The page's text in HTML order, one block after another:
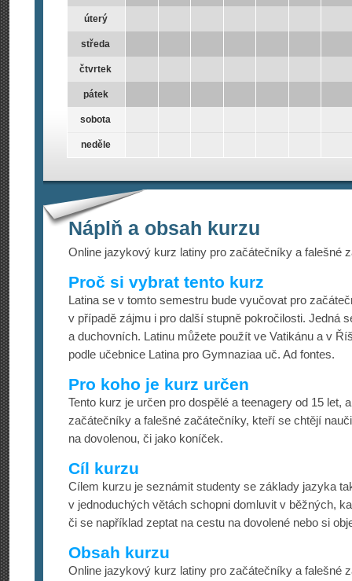
úterý
středa
čtvrtek
pátek
sobota
neděle
Náplň a obsah kurzu
Online jazykový kurz latiny pro začátečníky a falešné
Proč si vybrat tento kurz
Latina se v tomto semestru bude vyučovat pro
v případě zájmu i pro další stupně pokročilosti. Jedná
a duchovních. Latinu můžete použít ve Vatikánu a v
podle učebnice Latina pro Gymnaziaa uč. Ad fontes.
Pro koho je kurz určen
Tento kurz je určen pro dospělé a teenagery od 15 let,
začátečníky a falešné začátečníky, kteří se chtějí
na dovolenou, či jako koníček.
Cíl kurzu
Cílem kurzu je seznámit studenty se základy jazyka
v jednoduchých větách schopni domluvit v běžných,
či se například zeptat na cestu na dovolené nebo si
Obsah kurzu
Online jazykový kurz latiny pro začátečníky a falešné